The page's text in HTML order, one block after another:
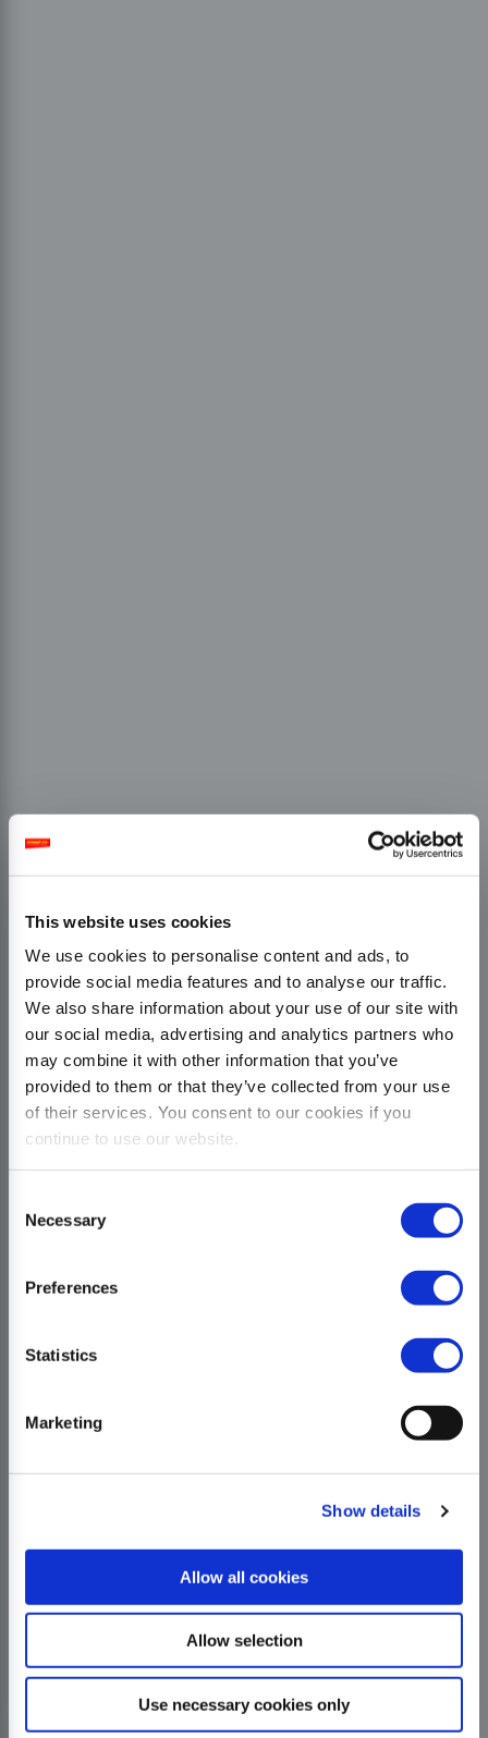
This website uses cookies
We use cookies to personalise content and ads, to
provide social media features and to analyse our traffic.
We also share information about your use of our site with
our social media, advertising and analytics partners who
may combine it with other information that you’ve
provided to them or that they’ve collected from your use
of their services. You consent to our cookies if you
continue to use our website.
Selection
Necessary
Preferences
Statistics
Marketing
Show details
Allow all cookies
Allow selection
Use necessary cookies only